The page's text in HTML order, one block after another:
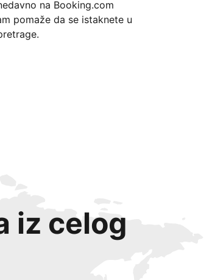
na Booking.com
pomaže da se istaknete u
iz celog